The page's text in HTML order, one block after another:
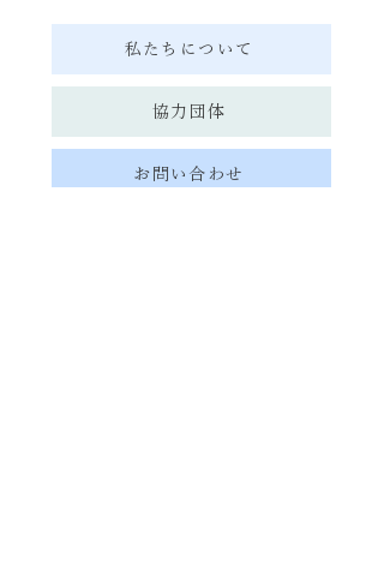
私たちについて
協力団体
お問い合わせ